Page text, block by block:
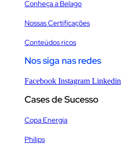
Conheça a Belago
Nossas Certificações
Conteúdos ricos
Nos siga nas redes
Facebook Instagram Linkedin
Cases de Sucesso
Copa Energia
Philips